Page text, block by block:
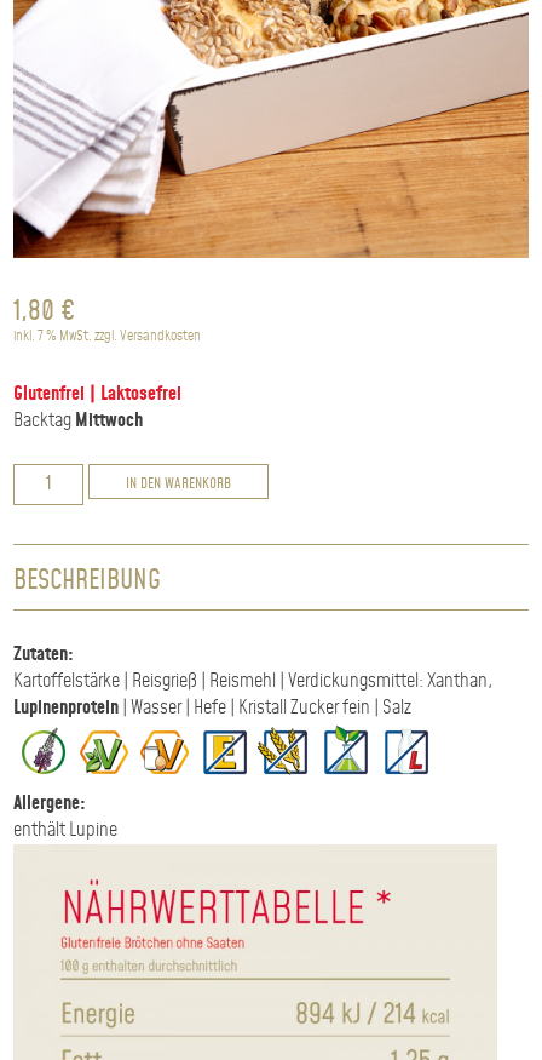
1,80 €
inkl. 7 % MwSt.zzgl.Versandkosten
Glutenfrei | Laktosefrei
BacktagMittwoch
Brötchen
ohne
Menge
IN DEN WARENKORB
BESCHREIBUNG
Zutaten:
Kartoffelstärke | Reisgrieß | Reismehl | Verdickungsmittel: Xanthan,
Lupinenprotein | Wasser | Hefe | Kristall Zucker fein | Salz
Allergene:
enthält Lupine